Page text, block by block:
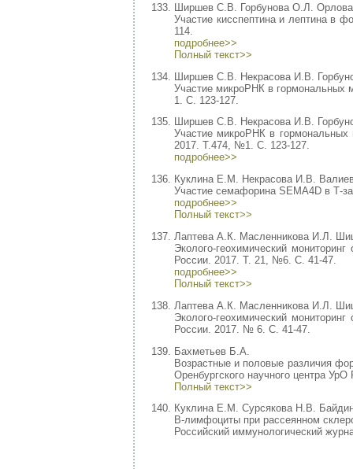
Ширшев С.В. Горбунова О.Л.
Участие кисспептина и лептина в
114.
подробнее>>
Полный текст>>
Ширшев С.В. Некрасова И.В.
Участие микроРНК в гормональных
1. С. 123-127.
Ширшев С.В. Некрасова И.В.
Участие микроРНК в
2017. Т.474, №1. С. 123-127.
подробнее>>
Куклина Е.М. Некрасова И.В.
Участие семафорина SEMA4D в Т-
подробнее>>
Полный текст>>
Лаптева А.К. Масленникова И.Л.
Эколого-геохимический
России. 2017. Т. 21, №6. С. 41-47.
подробнее>>
Полный текст>>
Лаптева А.К. Масленникова И.Л.
Эколого-геохимический
России. 2017. № 6. С. 41-47.
Бахметьев Б.А.
Возрастные и половые различия
Оренбургского научного центра
Полный текст>>
Куклина Е.М. Сурсякова Н.В.
В-лимфоциты при рассеянном
Российский иммунологический